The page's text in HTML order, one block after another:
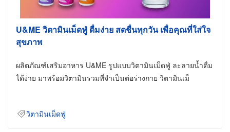
U&ME วิตามินเม็ดฟู่ ดื่มง่าย สดชื่นทุกวัน เพื่อคุณที่ใส่ใจ
สุขภาพ
ผลิตภัณฑ์เสริมอาหาร U&ME รูปแบบวิตามินเม็ดฟู่ ละลายน้ำดื่ม
ได้ง่าย มาพร้อมวิตามินรวมที่จำเป็นต่อร่างกาย วิตามินเม็
วิตามินเม็ดฟู่